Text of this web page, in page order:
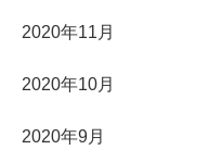
2020年11月
2020年10月
2020年9月